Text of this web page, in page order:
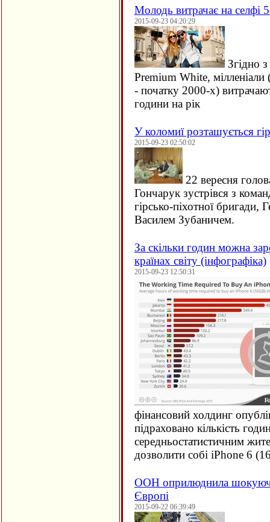
Молодь витрачає на селфі
2015-09-23 04:20:29
Згідно
Premium White,
- початку 2000-х)
години на рік
У коломиї розташується
2015-09-23 02:50:02
22 вересня
Гончарук зустрівся з
гірсько-піхотної бригади,
Василем Зубаничем.
За скільки годин можна
країнах світу (інфографіка)
2015-09-23 12:50:31
фінансовий холдинг
підраховано кількість
середньостатистичним
дозволити собі iPhone 6 (
ООН оприлюднила
Європі
2015-09-22 06:39:49